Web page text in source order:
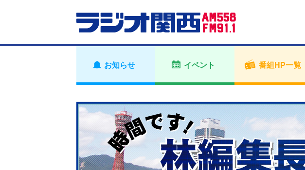
お知らせ イベント 番組HP一覧